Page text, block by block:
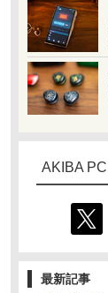
AKIBA
最新記事